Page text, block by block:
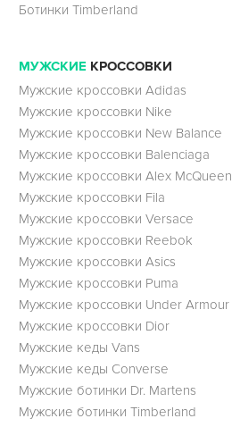
Ботинки Timberland
МУЖСКИЕ КРОССОВКИ
Мужские кроссовки Adidas
Мужские кроссовки Nike
Мужские кроссовки New Balance
Мужские кроссовки Balenciaga
Мужские кроссовки Alex McQueen
Мужские кроссовки Fila
Мужские кроссовки Versace
Мужские кроссовки Reebok
Мужские кроссовки Asics
Мужские кроссовки Puma
Мужские кроссовки Under Armour
Мужские кроссовки Dior
Мужские кеды Vans
Мужские кеды Converse
Мужские ботинки Dr. Martens
Мужские ботинки Timberland